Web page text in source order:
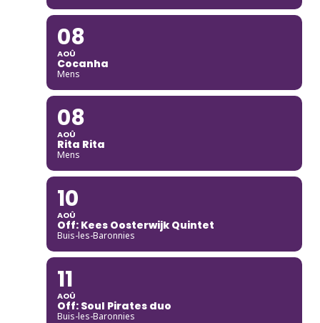
08
AOÛ
Cocanha
Mens
08
AOÛ
Rita Rita
Mens
10
AOÛ
Off: Kees Oosterwijk Quintet
Buis-les-Baronnies
11
AOÛ
Off: Soul Pirates duo
Buis-les-Baronnies